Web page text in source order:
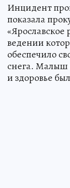
Инцидент
показала
ведении
обеспечило
снега. Малыш
и здоровье